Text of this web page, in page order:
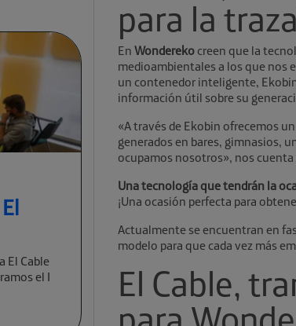
El Cable
el I
para la
En Wondereko creen que la
medioambientales a los que nos
un contenedor inteligente,
información útil sobre su
«A través de Ekobin ofrecemos
generados en bares, gimnasios,
ocupamos nosotros», nos
Una tecnología que tendrán la
¡Una ocasión perfecta para
Actualmente se encuentran en
modelo para que cada vez más
El Cable,